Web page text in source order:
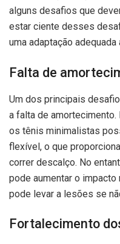
alguns desafios que
estar ciente desses
uma adaptação
Falta de
Um dos principais
a falta de
os tênis minimalistas
flexível, o que
correr descalço. No
pode aumentar o
pode levar a lesões se
Fortalecimento